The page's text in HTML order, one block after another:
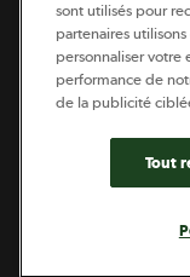
Il
sont utilisés pour
partenaires
personnaliser votre
performance de
de la publicité
Tout